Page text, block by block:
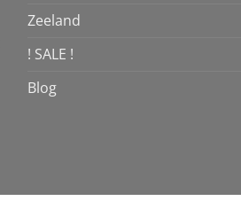
Zeeland
! SALE !
Blog